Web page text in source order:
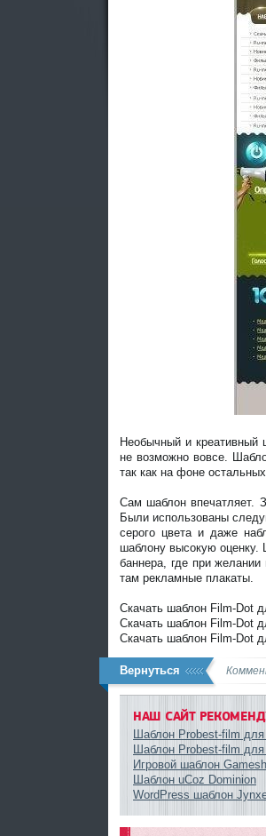
Необычный и креативный
не возможно вовсе.
так как на фоне
Сам шаблон впечатляет.
Были использованы
серого цвета и даже
шаблону высокую оценку.
баннера, где при
там рекламные плакаты.
Скачать шаблон Film-Dot
Скачать шаблон Film-Dot
Скачать шаблон Film-Dot
Вернуться
НАШ САЙТ
Шаблон Probest-film
Шаблон Probest-film
Игровой шаблон
Шаблон uCoz Dominion
WordPress шаблон